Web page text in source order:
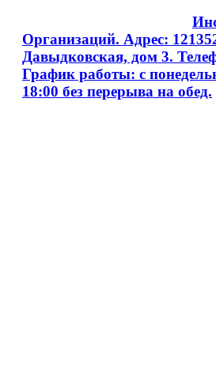
Организаций. Адрес:
Давыдковская, дом 3.
График работы: с
18:00 без перерыва на обед.